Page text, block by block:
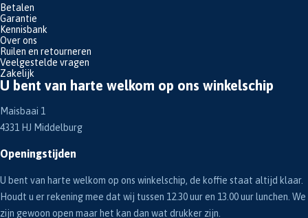
Betalen
Garantie
Kennisbank
Over ons
Ruilen en retourneren
Veelgestelde vragen
Zakelijk
U bent van harte welkom op ons winkelschip
Maisbaai 1
4331 HJ Middelburg
Openingstijden
U bent van harte welkom op ons winkelschip, de koffie staat altijd klaar.
Houdt u er rekening mee dat wij tussen 12.30 uur en 13.00 uur lunchen. We
zijn gewoon open maar het kan dan wat drukker zijn.